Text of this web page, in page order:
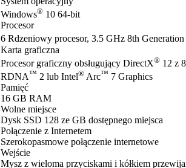
Windows® 10 64-bit
Procesor
6 Rdzeniowy procesor, 3.5 GHz 8th
Karta graficzna
Procesor graficzny obsługujący DirectX® 12 z
RDNA™ 2 lub Intel® Arc™ 7 Graphics
Pamięć
16 GB RAM
Wolne miejsce
Dysk SSD 128 ze GB dostępnego miejsca
Połączenie z Internetem
Szerokopasmowe połączenie internetowe
Wejście
Mysz z wieloma przyciskami i kółkiem